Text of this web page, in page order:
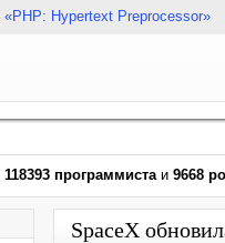
«PHP: Hypertext Preprocessor»
118393 программистаи 9668
SpaceX